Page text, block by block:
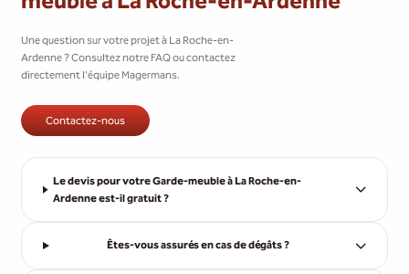
Une question sur votre projet à La Roche-en-
Ardenne ? Consultez notre FAQ ou contactez
directement l'équipe Magermans.
Contactez-nous
Le devis pour votre Garde-meuble à La Roche-en-
Ardenne est-il gratuit ?
Êtes-vous assurés en cas de dégâts ?